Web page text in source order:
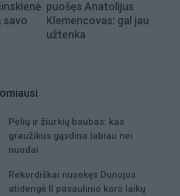
savo
puošęs Anatolijus
Klemencovas: gal jau
užtenka
Pelių ir žiurkių baubas: kas
graužikus gąsdina labiau nei
nuodai
Rekordiškai nusekęs Dunojus
atidengė II pasaulinio karo laikų